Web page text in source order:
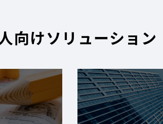
向けソリューション